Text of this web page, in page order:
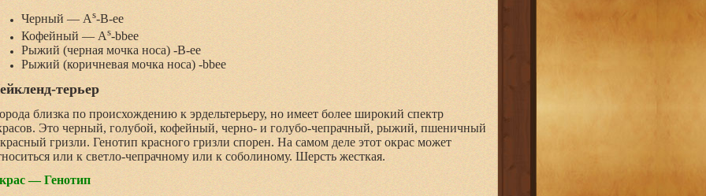
Черный — As-В-ee
Кофейный — As-bbee
Рыжий (черная мочка носа) -B-ee
Рыжий (коричневая мочка носа) -bbee
терьер
близка по происхождению к эрдельтерьеру, но имеет более широкий спектр
Это черный, голубой, кофейный, черно- и голубо-чепрачный, рыжий, пшеничный
гризли. Генотип красного гризли спорен. На самом деле этот окрас может
или к светло-чепрачному или к соболиному. Шерсть жесткая.
— Генотип